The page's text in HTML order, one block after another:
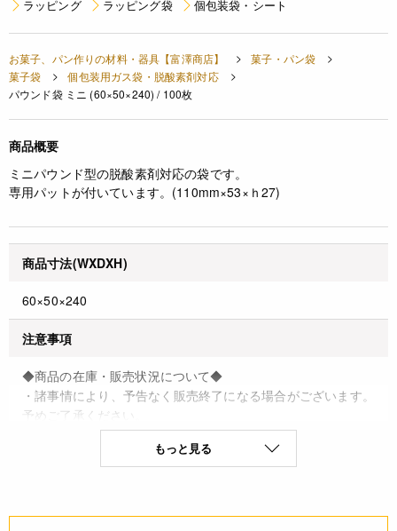
ラッピング ラッピング袋 個包装袋・シート
お菓子、パン作りの材料・器具【富澤商店】
菓子・パン袋
菓子袋
個包装用ガス袋・脱酸素剤対応
パウンド袋 ミニ (60×50×240) / 100枚
商品概要
ミニパウンド型の脱酸素剤対応の袋です。
専用パットが付いています。(110mm×53×ｈ27)
商品寸法(WXDXH)
60×50×240
注意事項
◆商品の在庫・販売状況について◆
・諸事情により、予告なく販売終了になる場合がございます。
予めご了承ください。
・当サイトに掲載されている商品は、ご購入可能な状態にあっ
ても必ずしも在庫を保証するものではありません。予めご了承
詳細
もっと見る